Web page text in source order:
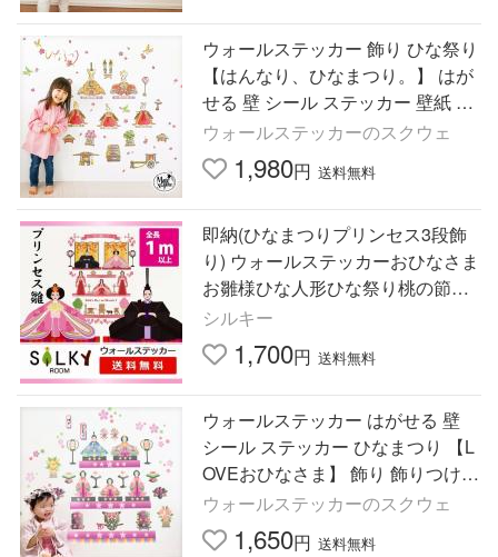
ウォールステッカー 飾り ひな祭り
【はんなり、ひなまつり。】 はが
せる 壁 シール ステッカー 壁紙 飾
りつけ おひな様 おひなさま ひな
まつり 受注印刷
ウォールステッカーのスクウェ
1,980円 送料無料
即納(ひなまつりプリンセス3段飾
り) ウォールステッカーおひなさま
お雛様ひな人形ひな祭り桃の節句
飾り(シルキー完全オリジナル)
シルキー
1,700円 送料無料
ウォールステッカー はがせる 壁
シール ステッカー ひなまつり 【L
OVEおひなさま】 飾り 飾りつけ
お雛様 おひな様 ひな祭り シンプ
ル かわいい ピンク
ウォールステッカーのスクウェ
1,650円 送料無料